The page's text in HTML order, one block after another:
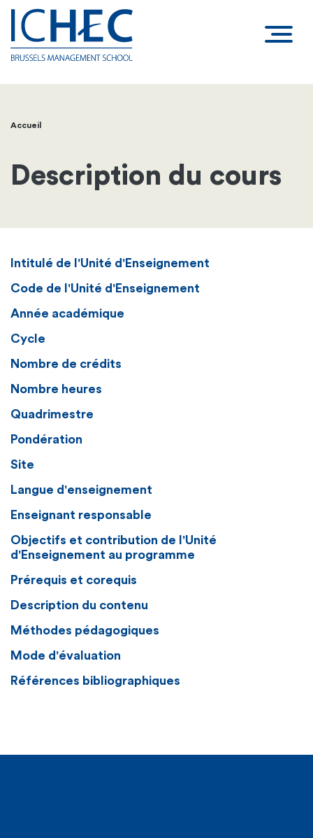
Fil
d'Ariane
Accueil
Description du cours
Intitulé de l'Unité d'Enseignement
Code de l'Unité d'Enseignement
Année académique
Cycle
Nombre de crédits
Nombre heures
Quadrimestre
Pondération
Site
Langue d'enseignement
Enseignant responsable
Objectifs et contribution de l'Unité
d'Enseignement au programme
Prérequis et corequis
Description du contenu
Méthodes pédagogiques
Mode d'évaluation
Références bibliographiques